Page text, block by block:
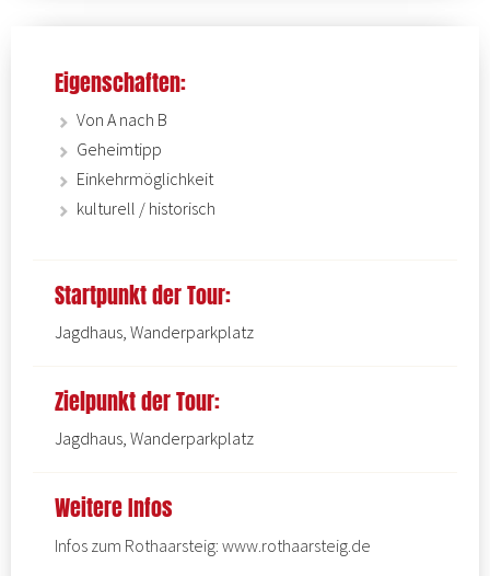
Eigenschaften:
Von A nach B
Geheimtipp
Einkehrmöglichkeit
kulturell / historisch
Startpunkt der Tour:
Jagdhaus, Wanderparkplatz
Zielpunkt der Tour:
Jagdhaus, Wanderparkplatz
Weitere Infos
Infos zum Rothaarsteig: www.rothaarsteig.de